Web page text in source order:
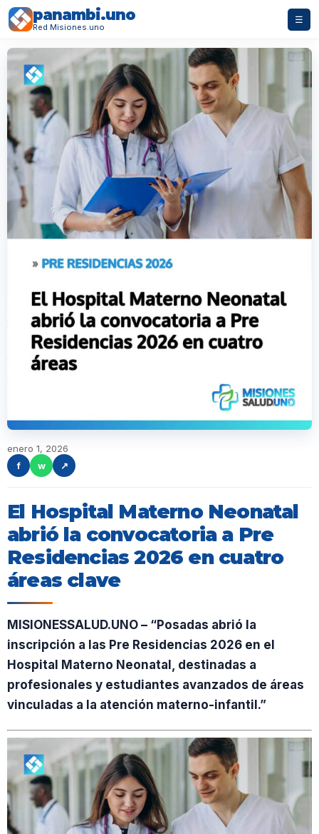
panambi.uno
Red Misiones.uno
☰
enero 1, 2026
f
w ↗
El Hospital Materno Neonatal
abrió la convocatoria a Pre
Residencias 2026 en cuatro
áreas clave
MISIONESSALUD.UNO – “Posadas abrió la
inscripción a las Pre Residencias 2026 en el
Hospital Materno Neonatal, destinadas a
profesionales y estudiantes avanzados de áreas
vinculadas a la atención materno-infantil.”